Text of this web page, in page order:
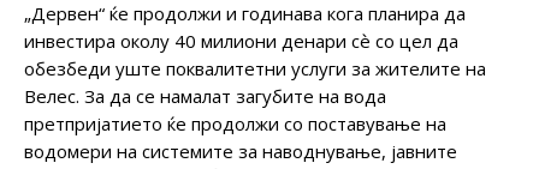
„Дервен“ ќе продолжи и годинава кога планира да
инвестира околу 40 милиони денари сѐ со цел да
обезбеди уште поквалитетни услуги за жителите на
Велес. За да се намалат загубите на вода
претпријатието ќе продолжи со поставување на
водомери на системите за наводнување, јавните